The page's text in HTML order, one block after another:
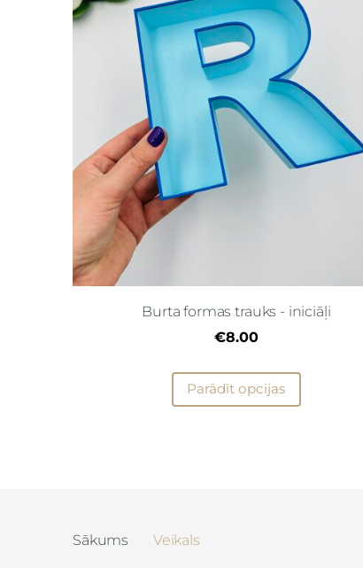
Burta formas trauks - iniciāļi
€8.00
Parādīt opcijas
Sākums Veikals